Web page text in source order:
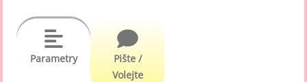
Parametry
Pište /
Volejte